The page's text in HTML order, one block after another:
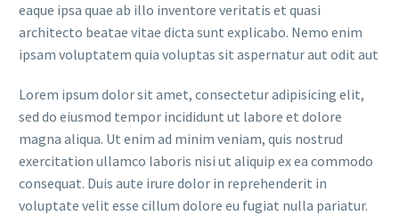
eaque ipsa quae ab illo inventore veritatis et quasi
architecto beatae vitae dicta sunt explicabo. Nemo enim
ipsam voluptatem quia voluptas sit aspernatur aut odit aut
Lorem ipsum dolor sit amet, consectetur adipisicing elit,
sed do eiusmod tempor incididunt ut labore et dolore
magna aliqua. Ut enim ad minim veniam, quis nostrud
exercitation ullamco laboris nisi ut aliquip ex ea commodo
consequat. Duis aute irure dolor in reprehenderit in
voluptate velit esse cillum dolore eu fugiat nulla pariatur.